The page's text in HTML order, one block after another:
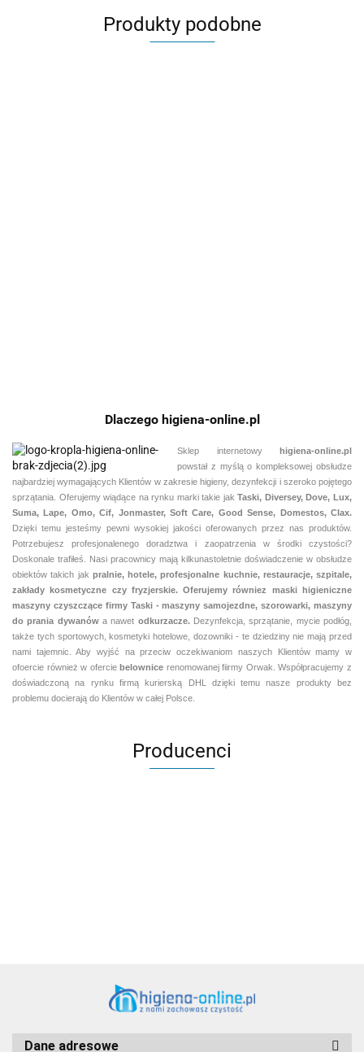
Produkty podobne
Dlaczego higiena-online.pl
Sklep internetowy higiena-online.pl
powstał z myślą o kompleksowej obsłudze
najbardziej wymagających Klientów w zakresie higieny, dezynfekcji i szeroko pojętego
sprzątania. Oferujemy wiądące na rynku marki takie jakTaski, Diversey, Dove, Lux,
Suma, Lape, Omo, Cif, Jonmaster, Soft Care, Good Sense, Domestos, Clax.
Dzięki temu jesteśmy pewni wysokiej jakości oferowanych przez nas produktów.
Potrzebujesz profesjonalenego doradztwa i zaopatrzenia w środki czystości?
Doskonale trafiłeś. Nasi pracownicy mają kilkunastoletnie doświadczenie w obsłudze
obiektów takich jak pralnie, hotele, profesjonalne kuchnie, restauracje, szpitale,
zakłady kosmetyczne czy fryzjerskie. Oferujemy równiez maski higieniczne
maszyny czyszczące firmy Taski - maszyny samojezdne, szorowarki, maszyny
do prania dywanów a nawet odkurzacze. Dezynfekcja, sprzątanie, mycie podłóg,
także tych sportowych, kosmetyki hotelowe, dozowniki - te dziedziny nie mają przed
nami tajemnic. Aby wyjść na przeciw oczekiwaniom naszych Klientów mamy w
ofoercie również w oferciebelownice renomowanej fiirmy Orwak. Współpracujemy z
doświadczoną na rynku firmą kurierską DHL dzięki temu nasze produkty bez
problemu docierają do Klientów w całej Polsce.
Producenci
Dane adresowe